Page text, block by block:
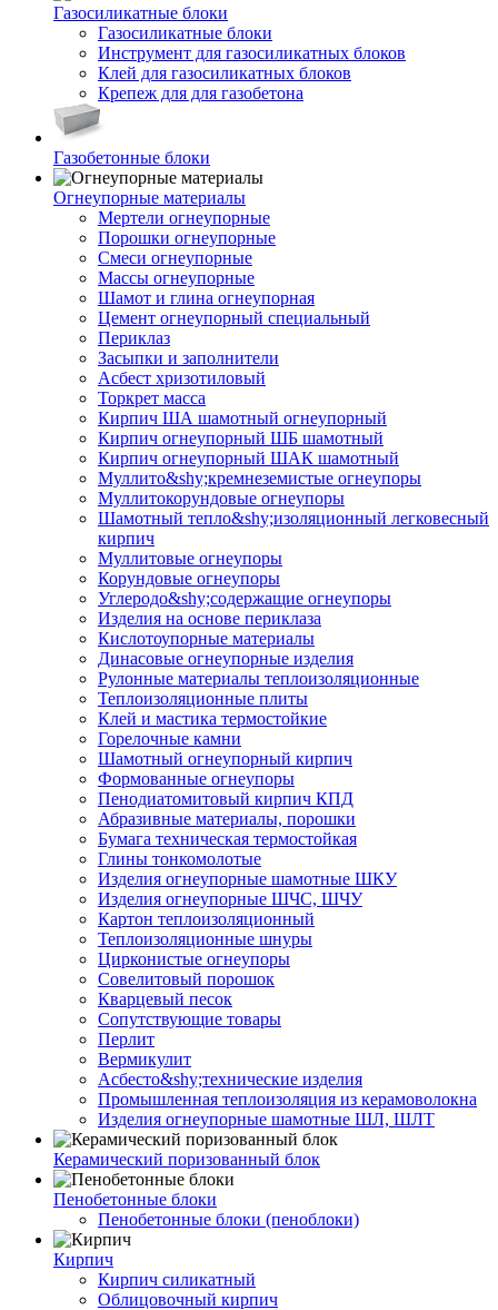
Газосиликатные блоки
Газосиликатные блоки
Инструмент для газосиликатных блоков
Клей для газосиликатных блоков
Крепеж для для газобетона
Газобетонные блоки
Огнеупорные материалы
Мертели огнеупорные
Порошки огнеупорные
Смеси огнеупорные
Массы огнеупорные
Шамот и глина огнеупорная
Цемент огнеупорный специальный
Периклаз
Засыпки и заполнители
Асбест хризотиловый
Торкрет масса
Кирпич ША шамотный огнеупорный
Кирпич огнеупорный ШБ шамотный
Кирпич огнеупорный ШАК шамотный
Муллито&shy;­кремнеземистые огнеупоры
Муллито­корундовые огнеупоры
Шамотный тепло&shy;изоляционный легковесный
кирпич
Муллитовые огнеупоры
Корундовые огнеупоры
Углеродо&shy;содержащие огнеупоры
Изделия на основе периклаза
Кислотоупорные материалы
Динасовые огнеупорные изделия
Рулонные материалы теплоизоляционные
Тепло­изоляционные плиты
Клей и мастика термостойкие
Горелочные камни
Шамотный огнеупорный кирпич
Формованные огнеупоры
Пенодиатомитовый кирпич КПД
Абразивные материалы, порошки
Бумага техническая термостойкая
Глины тонкомолотые
Изделия огнеупорные шамотные ШКУ
Изделия огнеупорные ШЧС, ШЧУ
Картон теплоизоляционный
Теплоизоляционные шнуры
Цирконистые огнеупоры
Совелитовый порошок
Кварцевый песок
Сопутствующие товары
Перлит
Вермикулит
Асбесто&shy;технические изделия
Промышленная теплоизоляция из керамоволокна
Изделия огнеупорные шамотные ШЛ, ШЛТ
Керамический поризованный блок
Пенобетонные блоки
Пенобетонные блоки (пеноблоки)
Кирпич
Кирпич силикатный
Облицовочный кирпич